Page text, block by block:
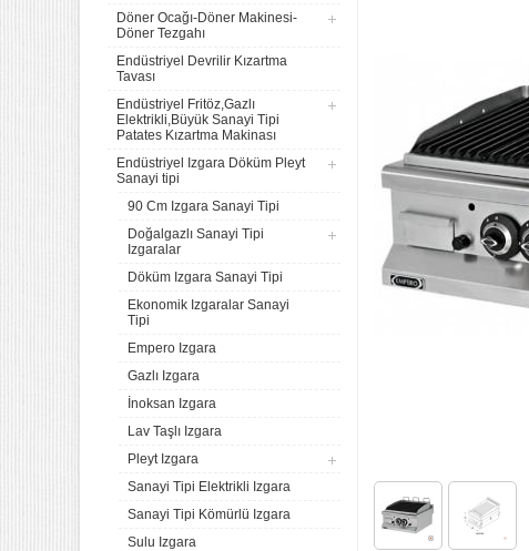
Döner Ocağı-Döner Makinesi-
Döner Tezgahı
Endüstriyel Devrilir Kızartma
Tavası
Endüstriyel Fritöz,Gazlı
Elektrikli,Büyük Sanayi Tipi
Patates Kızartma Makinası
Endüstriyel Izgara Döküm Pleyt
Sanayi tipi
90 Cm Izgara Sanayi Tipi
Doğalgazlı Sanayi Tipi
Izgaralar
Döküm Izgara Sanayi Tipi
Ekonomik Izgaralar Sanayi
Tipi
Empero Izgara
Gazlı Izgara
İnoksan Izgara
Lav Taşlı Izgara
Pleyt Izgara
Sanayi Tipi Elektrikli Izgara
Sanayi Tipi Kömürlü Izgara
Sulu Izgara